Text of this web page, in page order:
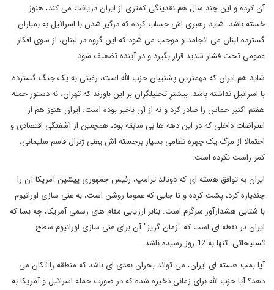
آن کرده و این چند سال هم نقدینگی کمتری از ایران دریافت می کند، هنوز
خسته باشد. شاید رهبری اش حساب کرده که درگیر شدن با اسرائیل به بمباران
گسترده لبنان می انجامد و موجب می شود که این گروه در لبنان، از سوی افکار
عمومی تحت فشار شدید قرار بگیرد و در آینده تضعیف شود.
شاید هم ایران که مهمترین پشتیبان حزب الله است، رغبتی به یک جنگ گسترده
با اسرائیل نداشته باشد. بیشترِ تحلیلگران بر این باورند که تهران، نه دستور حمله
هفتم اکتبر حماس را صادر کرد و نه از آن باخبر بوده است. ایران هنوز هم از
اعتراضات داخلی که در این دهه ها بی سابقه بود، همچنین از آشفتگی اقتصادی و
احتمالا از مرگ یک چهره نظامی بسیار برجسته اش یعنی ژنرال قاسم سلیمانی،
کمر راست نکرده است.
ایران به توافق هسته ای که دونالد ترامپ، رئیس جمهوری پیشین آمریکا آن را
چندپاره کرد، پشت کرده و تا جایی که عموما روشن است، به غنی سازی اورانیوم
با شتابی هشدارآور سرگرم است. بنابر ارزیابی مقام های رسمی آمریکا، چه بسا که
ایران در نقطه ای است که "زمان گریز" آن برای غنی سازی اورانیوم سطح
تسلیحاتی، تنها به 12 روز رسیده باشد.
آیا بمب هسته ای ایران، می تواند بحران بعدی ای باشد که منطقه را تکان می
دهد؟ آیا حزب الله برای زمانی ذخیره شده که در صورت حمله اسرائیل و آمریکا به